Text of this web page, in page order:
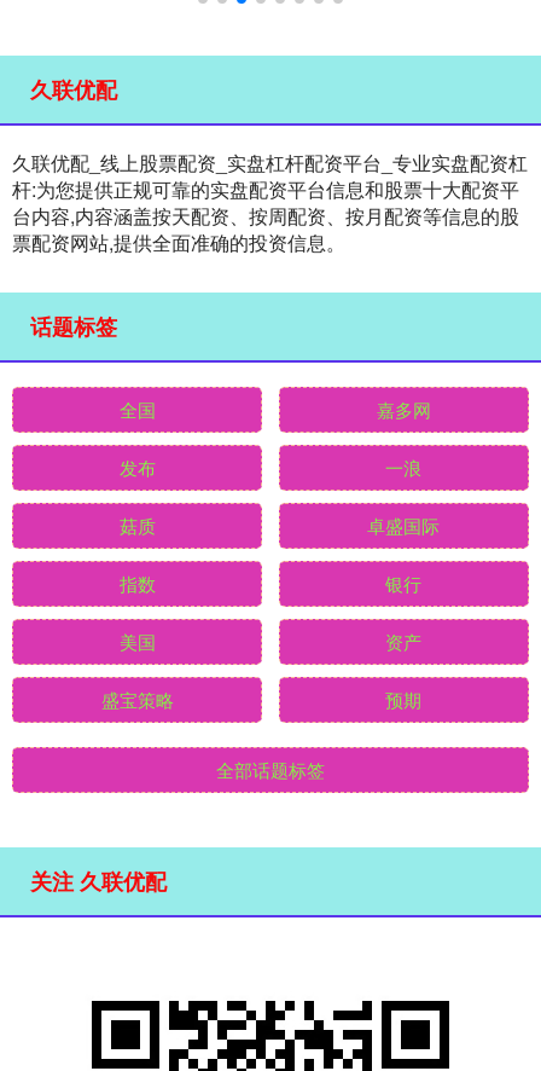
久联优配
久联优配_线上股票配资_实盘杠杆配资平台_专业实盘配资杠
杆:为您提供正规可靠的实盘配资平台信息和股票十大配资平
台内容,内容涵盖按天配资、按周配资、按月配资等信息的股
票配资网站,提供全面准确的投资信息。
话题标签
全国 嘉多网
发布 一浪
菇质 卓盛国际
指数 银行
美国 资产
盛宝策略 预期
全部话题标签
关注 久联优配